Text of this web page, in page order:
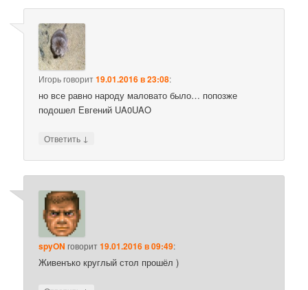
Игорьговорит19.01.2016 в 23:08:
но все равно народу маловато было… попозже
подошел Евгений UA0UAO
Ответить ↓
spyON говорит19.01.2016 в 09:49:
Живенъко круглый стол прошёл )